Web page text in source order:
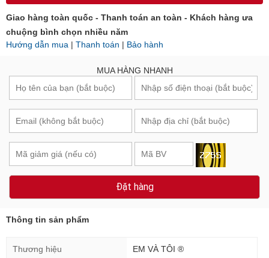
Giao hàng toàn quốc - Thanh toán an toàn - Khách hàng ưa
chuộng bình chọn nhiều năm
Hướng dẫn mua | Thanh toán | Bảo hành
MUA HÀNG NHANH
Đặt hàng
Thông tin sản phẩm
Thương hiệu EM VÀ TÔI ®